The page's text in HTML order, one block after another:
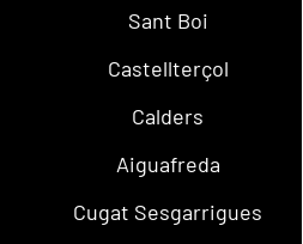
Sant Boi
Castellterçol
Calders
Aiguafreda
Cugat Sesgarrigues